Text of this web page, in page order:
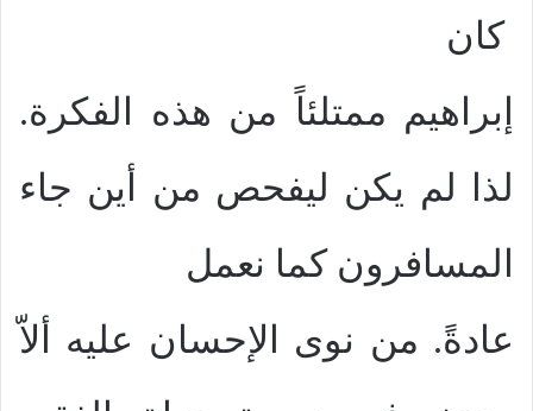
كان
إبراهيم ممتلئاً من هذه الفكرة.
لذا لم يكن ليفحص من أين جاء
المسافرون كما نعمل
عادةً. من نوى الإحسان عليه ألاّ